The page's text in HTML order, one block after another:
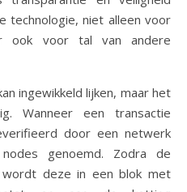
technologie, niet alleen voor
ook voor tal van andere
ingewikkeld lijken, maar het
Wanneer een transactie
door een netwerk
genoemd. Zodra de
deze in een blok met